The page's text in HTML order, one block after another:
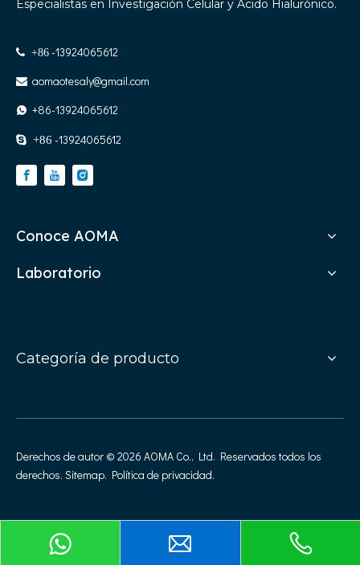
Especialistas en Investigación Celular y Ácido Hialurónico.
 +86 -13924065612
 aomaotesaly@gmail.com
 +86-13924065612
 +86 -13924065612
Conoce AOMA
Laboratorio
Categoría de producto
Derechos de autor © 2026 AOMA Co., Ltd. Reservados todos los
derechos. Sitemap. Política de privacidad.